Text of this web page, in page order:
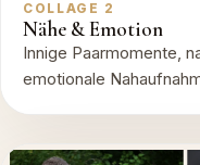
COLLAGE 2
Nähe & Emotion
Innige Paarmomente,
emotionale